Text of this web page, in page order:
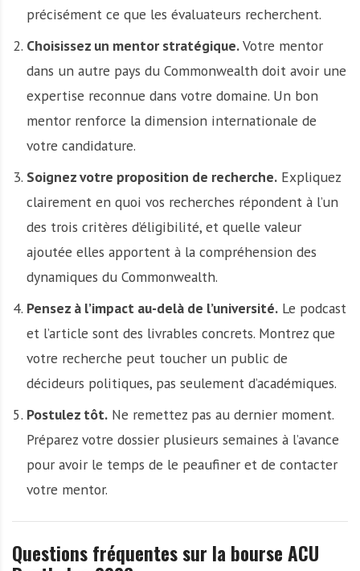
précisément ce que les évaluateurs recherchent.
Choisissez un mentor stratégique.Votre mentor
dans un autre pays du Commonwealth doit avoir une
expertise reconnue dans votre domaine. Un bon
mentor renforce la dimension internationale de
votre candidature.
Soignez votre proposition de recherche.Expliquez
clairement en quoi vos recherches répondent à l’un
des trois critères d’éligibilité, et quelle valeur
ajoutée elles apportent à la compréhension des
dynamiques du Commonwealth.
Pensez à l’impact au-delà de l’université.Le podcast
et l’article sont des livrables concrets. Montrez que
votre recherche peut toucher un public de
décideurs politiques, pas seulement d’académiques.
Postulez tôt.Ne remettez pas au dernier moment.
Préparez votre dossier plusieurs semaines à l’avance
pour avoir le temps de le peaufiner et de contacter
votre mentor.
Questions fréquentes sur la bourse ACU